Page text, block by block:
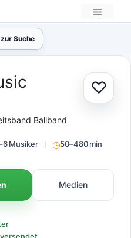
Menü
Suche
♡Zur
Ballband
Musiker 50–480 min
Medien